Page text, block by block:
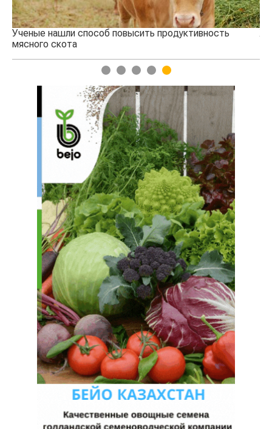
Ученые нашли способ повысить продуктивность
мясного скота
1 2 3 4 5